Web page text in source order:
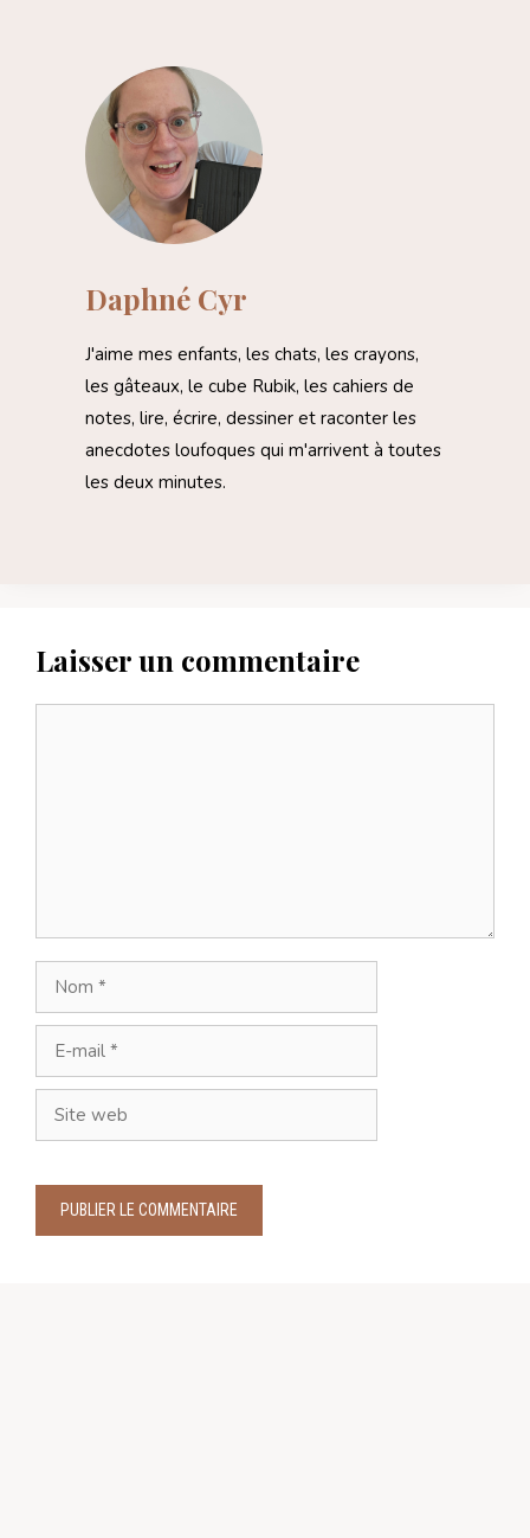
Daphné Cyr
J'aime mes enfants, les chats, les crayons,
les gâteaux, le cube Rubik, les cahiers de
notes, lire, écrire, dessiner et raconter les
anecdotes loufoques qui m'arrivent à toutes
les deux minutes.
Laisser un commentaire
Nom
mail
Site
web